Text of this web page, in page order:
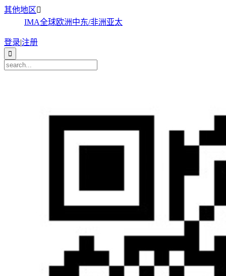
其他地区
IMA全球欧洲中东/非洲亚太
登录|注册
